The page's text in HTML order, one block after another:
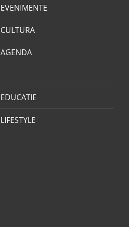
EVENIMENTE
CULTURA
AGENDA
EDUCATIE
LIFESTYLE